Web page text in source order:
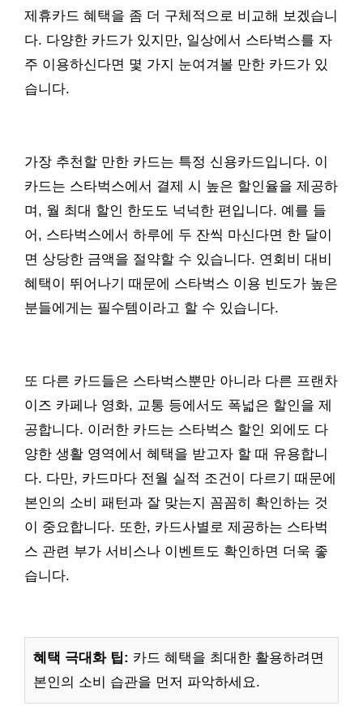
제휴카드 혜택을 좀 더 구체적으로 비교해 보겠습니
다. 다양한 카드가 있지만, 일상에서 스타벅스를 자
주 이용하신다면 몇 가지 눈여겨볼 만한 카드가 있
습니다.
가장 추천할 만한 카드는 특정 신용카드입니다. 이
카드는 스타벅스에서 결제 시 높은 할인율을 제공하
며, 월 최대 할인 한도도 넉넉한 편입니다. 예를 들
어, 스타벅스에서 하루에 두 잔씩 마신다면 한 달이
면 상당한 금액을 절약할 수 있습니다. 연회비 대비
혜택이 뛰어나기 때문에 스타벅스 이용 빈도가 높은
분들에게는 필수템이라고 할 수 있습니다.
또 다른 카드들은 스타벅스뿐만 아니라 다른 프랜차
이즈 카페나 영화, 교통 등에서도 폭넓은 할인을 제
공합니다. 이러한 카드는 스타벅스 할인 외에도 다
양한 생활 영역에서 혜택을 받고자 할 때 유용합니
다. 다만, 카드마다 전월 실적 조건이 다르기 때문에
본인의 소비 패턴과 잘 맞는지 꼼꼼히 확인하는 것
이 중요합니다. 또한, 카드사별로 제공하는 스타벅
스 관련 부가 서비스나 이벤트도 확인하면 더욱 좋
습니다.
혜택 극대화 팁: 카드 혜택을 최대한 활용하려면
본인의 소비 습관을 먼저 파악하세요.